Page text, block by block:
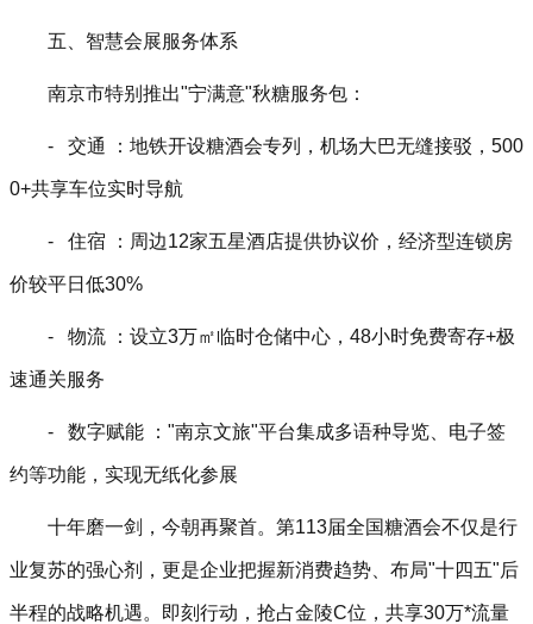
五、智慧会展服务体系
南京市特别推出"宁满意"秋糖服务包：
- 交通 ：地铁开设糖酒会专列，机场大巴无缝接驳，500
0+共享车位实时导航
- 住宿 ：周边12家五星酒店提供协议价，经济型连锁房
价较平日低30%
- 物流 ：设立3万㎡临时仓储中心，48小时免费寄存+极
速通关服务
- 数字赋能 ："南京文旅"平台集成多语种导览、电子签
约等功能，实现无纸化参展
十年磨一剑，今朝再聚首。第113届全国糖酒会不仅是行
业复苏的强心剂，更是企业把握新消费趋势、布局"十四五"后
半程的战略机遇。即刻行动，抢占金陵C位，共享30万*流量